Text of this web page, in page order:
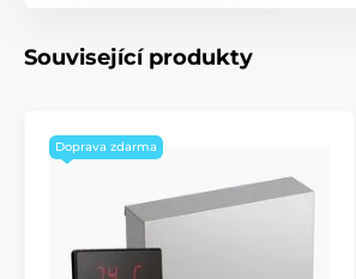
Související produkty
Doprava zdarma